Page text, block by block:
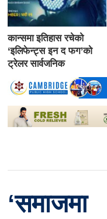
कान्समा इतिहास रचेको
‘इलिफेन्ट्स इन द फग’को
ट्रेलर सार्वजनिक
‘समाजमा